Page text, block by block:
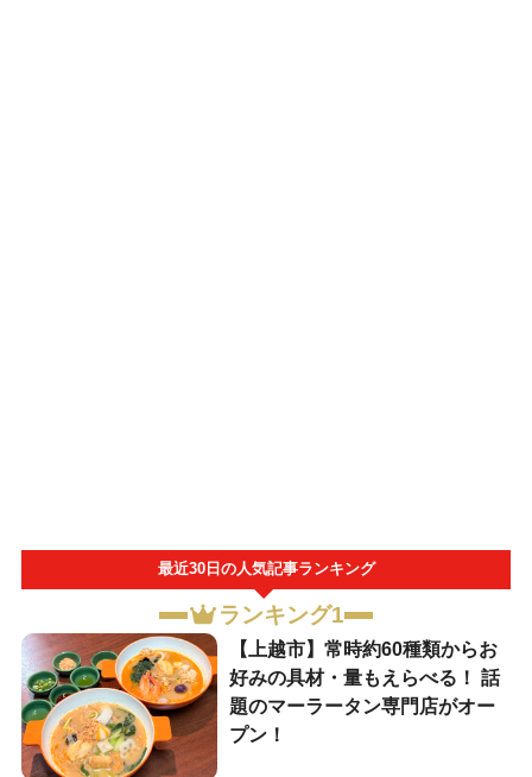
最近30日の人気記事ランキング
ランキング1
【上越市】常時約60種類からお
好みの具材・量もえらべる！ 話
題のマーラータン専門店がオー
プン！